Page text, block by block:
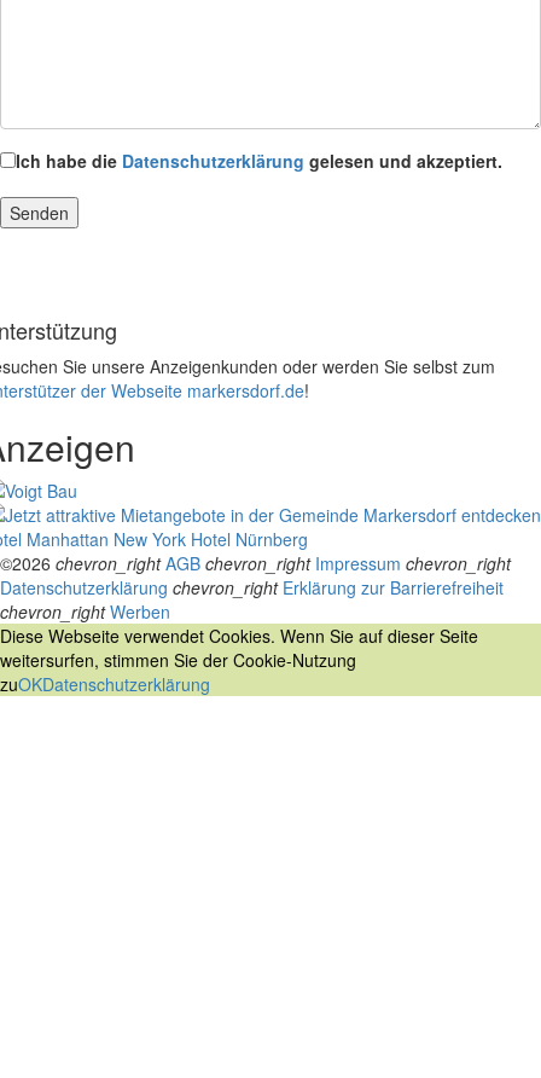
Ich habe die Datenschutzerklärung gelesen und akzeptiert.
Sie unsere Anzeigenkunden oder werden Sie selbst zum
der Webseite markersdorf.de!
Manhattan New York Hotel Nürnberg
©2026 chevron_right AGB chevron_right Impressum chevron_right
Datenschutzerklärung chevron_right Erklärung zur Barrierefreiheit
chevron_right Werben
Diese Webseite verwendet Cookies. Wenn Sie auf dieser Seite
weitersurfen, stimmen Sie der Cookie-Nutzung
zuOKDatenschutzerklärung